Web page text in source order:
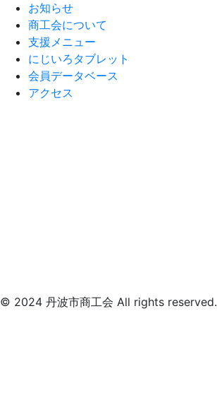
お知らせ
商工会について
支援メニュー
にじいろタブレット
会員データベース
アクセス
© 2024 丹波市商工会 All rights reserved.